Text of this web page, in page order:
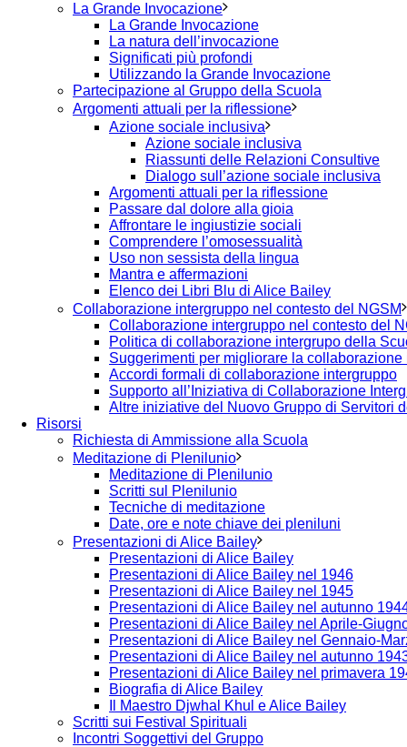
La Grande Invocazione
La Grande Invocazione
La natura dell’invocazione
Significati più profondi
Utilizzando la Grande Invocazione
Partecipazione al Gruppo della Scuola
Argomenti attuali per la riflessione
Azione sociale inclusiva
Azione sociale inclusiva
Riassunti delle Relazioni Consultive
Dialogo sull’azione sociale inclusiva
Argomenti attuali per la riflessione
Passare dal dolore alla gioia
Affrontare le ingiustizie sociali
Comprendere l’omosessualità
Uso non sessista della lingua
Mantra e affermazioni
Elenco dei Libri Blu di Alice Bailey
Collaborazione intergruppo nel contesto del NGSM
Collaborazione intergruppo nel contesto del
Politica di collaborazione intergrupo della
Suggerimenti per migliorare la collaborazione
Accordi formali di collaborazione intergruppo
Supporto all’Iniziativa di Collaborazione
Altre iniziative del Nuovo Gruppo di Servitori
Risorsi
Richiesta di Ammissione alla Scuola
Meditazione di Plenilunio
Meditazione di Plenilunio
Scritti sul Plenilunio
Tecniche di meditazione
Date, ore e note chiave dei pleniluni
Presentazioni di Alice Bailey
Presentazioni di Alice Bailey
Presentazioni di Alice Bailey nel 1946
Presentazioni di Alice Bailey nel 1945
Presentazioni di Alice Bailey nel autunno
Presentazioni di Alice Bailey nel Aprile-
Presentazioni di Alice Bailey nel Gennaio-
Presentazioni di Alice Bailey nel autunno
Presentazioni di Alice Bailey nel primavera
Biografia di Alice Bailey
Il Maestro Djwhal Khul e Alice Bailey
Scritti sui Festival Spirituali
Incontri Soggettivi del Gruppo